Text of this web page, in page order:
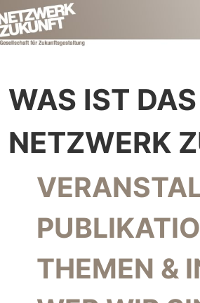
WAS IST DAS
NETZWERK
THEMEN &